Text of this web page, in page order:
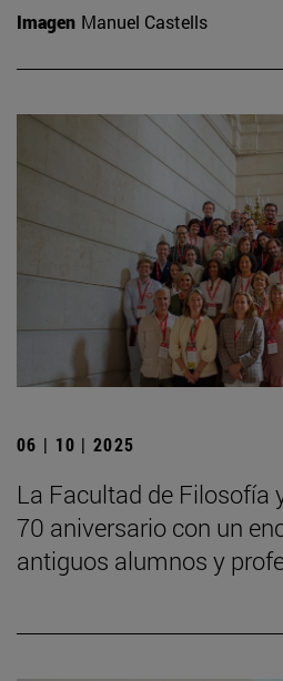
Imagen Manuel Castells
06 | 10 | 2025
La Facultad de Filosofía
70 aniversario con un
antiguos alumnos y